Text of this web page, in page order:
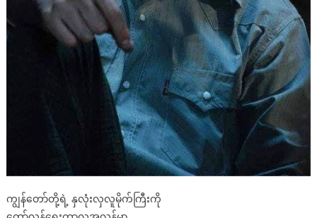
ကျွန်တော်တို့ရဲ့ နှလုံးလှလူမိုက်ကြီးကို